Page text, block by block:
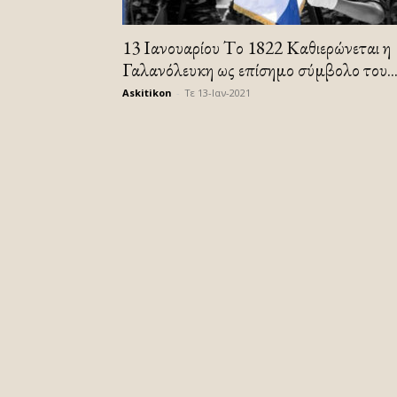
13 Ιανουαρίου Tο 1822 Καθιερώνεται η
Γαλανόλευκη ως επίσημο σύμβολο του...
Askitikon Τε 13-Ιαν-2021